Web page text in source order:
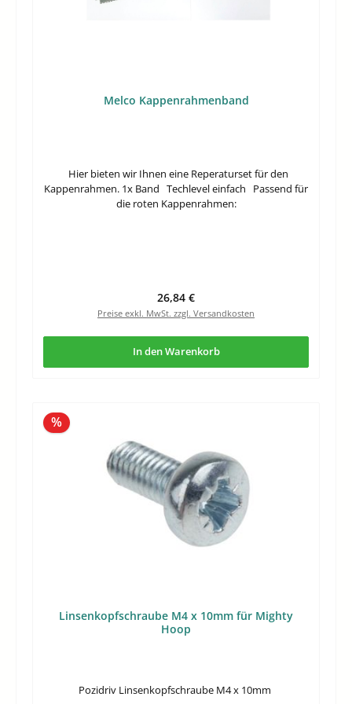
Melco Kappenrahmenband
Hier bieten wir Ihnen eine Reperaturset für den
Kappenrahmen. 1x Band Techlevel einfach Passend für
die roten Kappenrahmen:
Regulärer Preis:
26,84 €
Preise exkl. MwSt. zzgl. Versandkosten
In den Warenkorb
%Rabatt
Linsenkopfschraube M4 x 10mm für Mighty
Hoop
Pozidriv Linsenkopfschraube M4 x 10mm